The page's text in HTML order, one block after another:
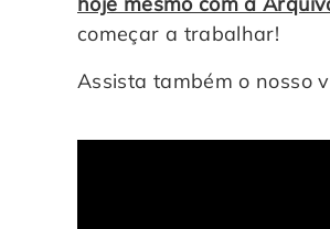
começar a trabalhar!
Assista também o nosso